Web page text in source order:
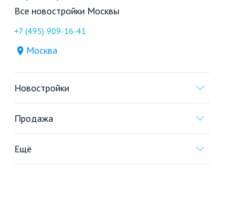
Все новостройки Москвы
+7 (495) 909-16-41
Москва
Новостройки
Продажа
Ещё